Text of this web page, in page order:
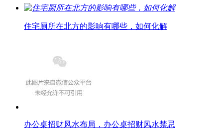
住宅厕所在北方的影响有哪些，如何化解
办公桌招财风水布局，办公桌招财风水禁忌